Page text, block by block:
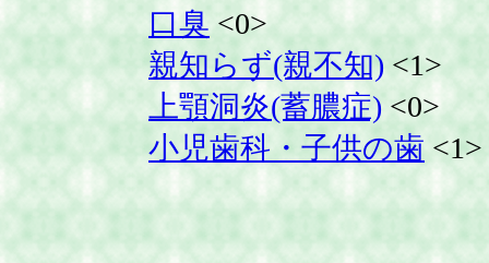
口臭 <0>
親知らず(親不知) <1>
上顎洞炎(蓄膿症)<0>
小児歯科・子供の歯 <1>